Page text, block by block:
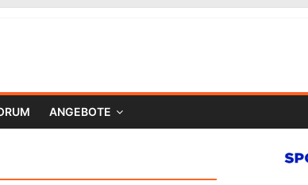
ANGEBOTE